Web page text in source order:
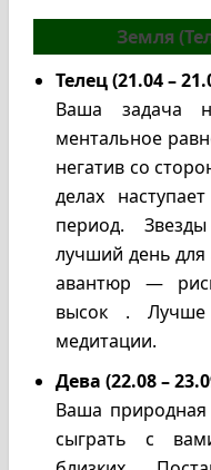
Земля
Телец (21.04 –
Ваша задача
ментальное
негатив со
делах
период.
лучший день
авантюр —
высок . Лучше
медитации.
Дева (22.08 –
Ваша природная
сыграть с